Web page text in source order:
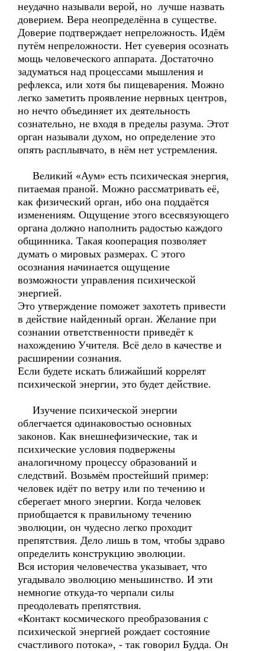
неудачно называли верой, но лучше назвать
доверием. Вера неопределённа в существе.
Доверие подтверждает непреложность. Идём
путём непреложности. Нет суеверия осознать
мощь человеческого аппарата. Достаточно
задуматься над процессами мышления и
рефлекса, или хотя бы пищеварения. Можно
легко заметить проявление нервных центров,
но нечто объединяет их деятельность
сознательно, не входя в пределы разума. Этот
орган называли духом, но определение это
опять расплывчато, в нём нет устремления.
Великий «Аум» есть психическая энергия,
питаемая праной. Можно рассматривать её,
как физический орган, ибо она поддаётся
изменениям. Ощущение этого всесвязующего
органа должно наполнить радостью каждого
общинника. Такая кооперация позволяет
думать о мировых размерах. С этого
осознания начинается ощущение
возможности управления психической
энергией.
Это утверждение поможет захотеть привести
в действие найденный орган. Желание при
сознании ответственности приведёт к
нахождению Учителя. Всё дело в качестве и
расширении сознания.
Если будете искать ближайший коррелят
психической энергии, это будет действие.
Изучение психической энергии
облегчается одинаковостью основных
законов. Как внешнефизические, так и
психические условия подвержены
аналогичному процессу образований и
следствий. Возьмём простейший пример:
человек идёт по ветру или по течению и
сберегает много энергии. Когда человек
приобщается к правильному течению
эволюции, он чудесно легко проходит
препятствия. Дело лишь в том, чтобы здраво
определить конструкцию эволюции.
Вся история человечества указывает, что
угадывало эволюцию меньшинство. И эти
немногие откуда-то черпали силы
преодолевать препятствия.
«Контакт космического преобразования с
психической энергией рождает состояние
счастливого потока», - так говорил Будда. Он